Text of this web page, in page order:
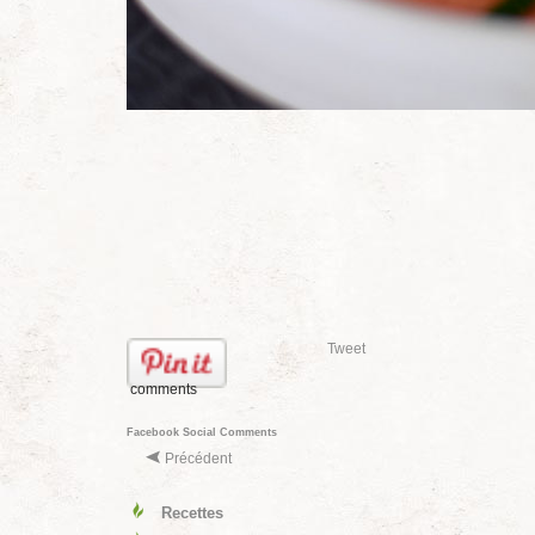
Tweet
comments
Facebook Social Comments
Précédent
Recettes